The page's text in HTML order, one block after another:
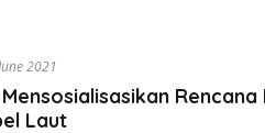
2021
Rencana
Laut